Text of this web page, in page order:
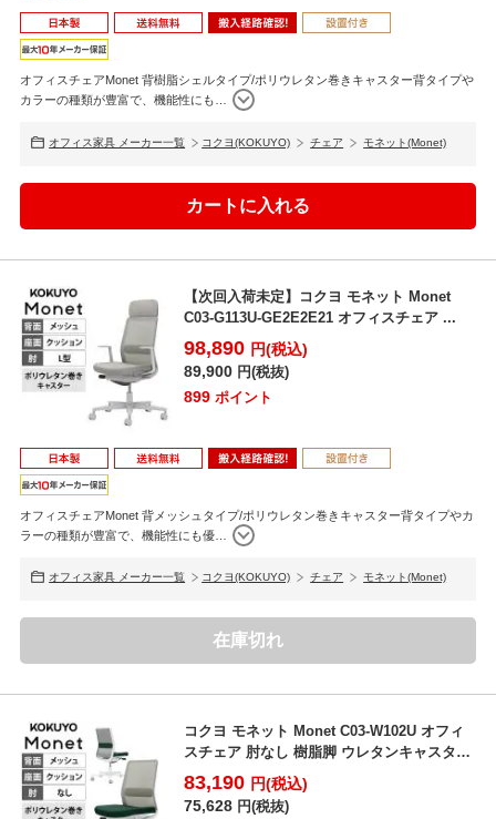
オフィスチェアMonet 背樹脂シェルタイプ/ポリウレタン巻きキャスター背タイプや
カラーの種類が豊富で、機能性にも
オフィス家具 メーカー一覧 コクヨ(KOKUYO) チェア モネット(Monet)
【次回入荷未定】コクヨ モネット Monet
C03-G113U-GE2E2E21 オフィスチェア ...
98,890 円(税込)
89,900 円(税抜)
899 ポイント
オフィスチェアMonet 背メッシュタイプ/ポリウレタン巻きキャスター背タイプやカ
ラーの種類が豊富で、機能性にも優…
オフィス家具 メーカー一覧 コクヨ(KOKUYO) チェア モネット(Monet)
在庫切れ
コクヨ モネット Monet C03-W102U オフィ
スチェア 肘なし 樹脂脚 ウレタンキャスタ
ー...
83,190 円(税込)
75,628 円(税抜)